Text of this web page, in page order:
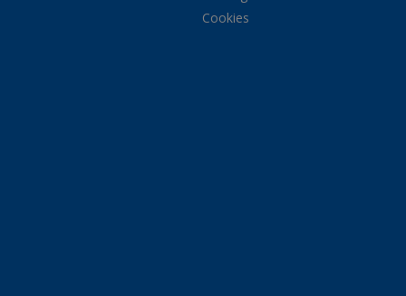
Cookies